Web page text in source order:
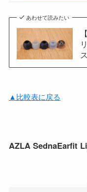
あわせて読みたい
▲比較表に戻る
AZLA SednaEarfit